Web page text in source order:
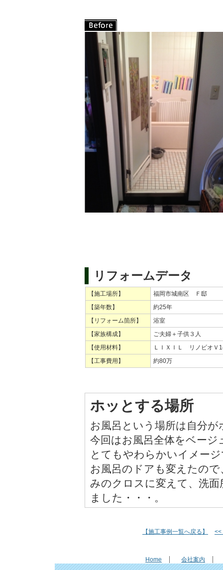
リフォームデータ
【施工場所】
福岡市城南区 Ｆ邸
【築年数】
約25年
【リフォーム箇所】
浴室
【家族構成】
ご夫婦＋子供３人
【使用材料】
ＬＩＸＩＬ リノビオ
【工事費用】
約80万
ホッとする場所
お風呂という場所は自分
今回はお風呂全体をベー
とてもやわらかいイメー
お風呂のドアも変えたの
みのクロスに変えて、洗
ました・・・。
【施工事例一覧へ戻る】 <<
Home 会社案内